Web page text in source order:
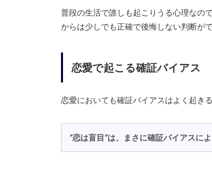
普段の生活で誰しも起こりうる心理なの
からは少しでも正確で後悔しない判断が
恋愛で起こる確証バイアス
恋愛においても確証バイアスはよく起きる
”恋は盲目”は、まさに確証バイアスによ